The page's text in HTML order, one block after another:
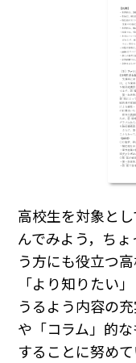
高校生を対象と
んでみよう，ち
う方にも役立つ
「より知りたい
うるよう内容の
や「コラム」的
することに努めて